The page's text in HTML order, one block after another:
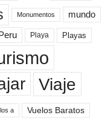
Monumentos mundo
Peru Playa Playas
Viaje
a Vuelos Baratos